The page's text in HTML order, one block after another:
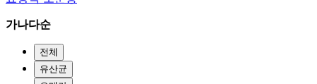
가나다순
전체
유산균